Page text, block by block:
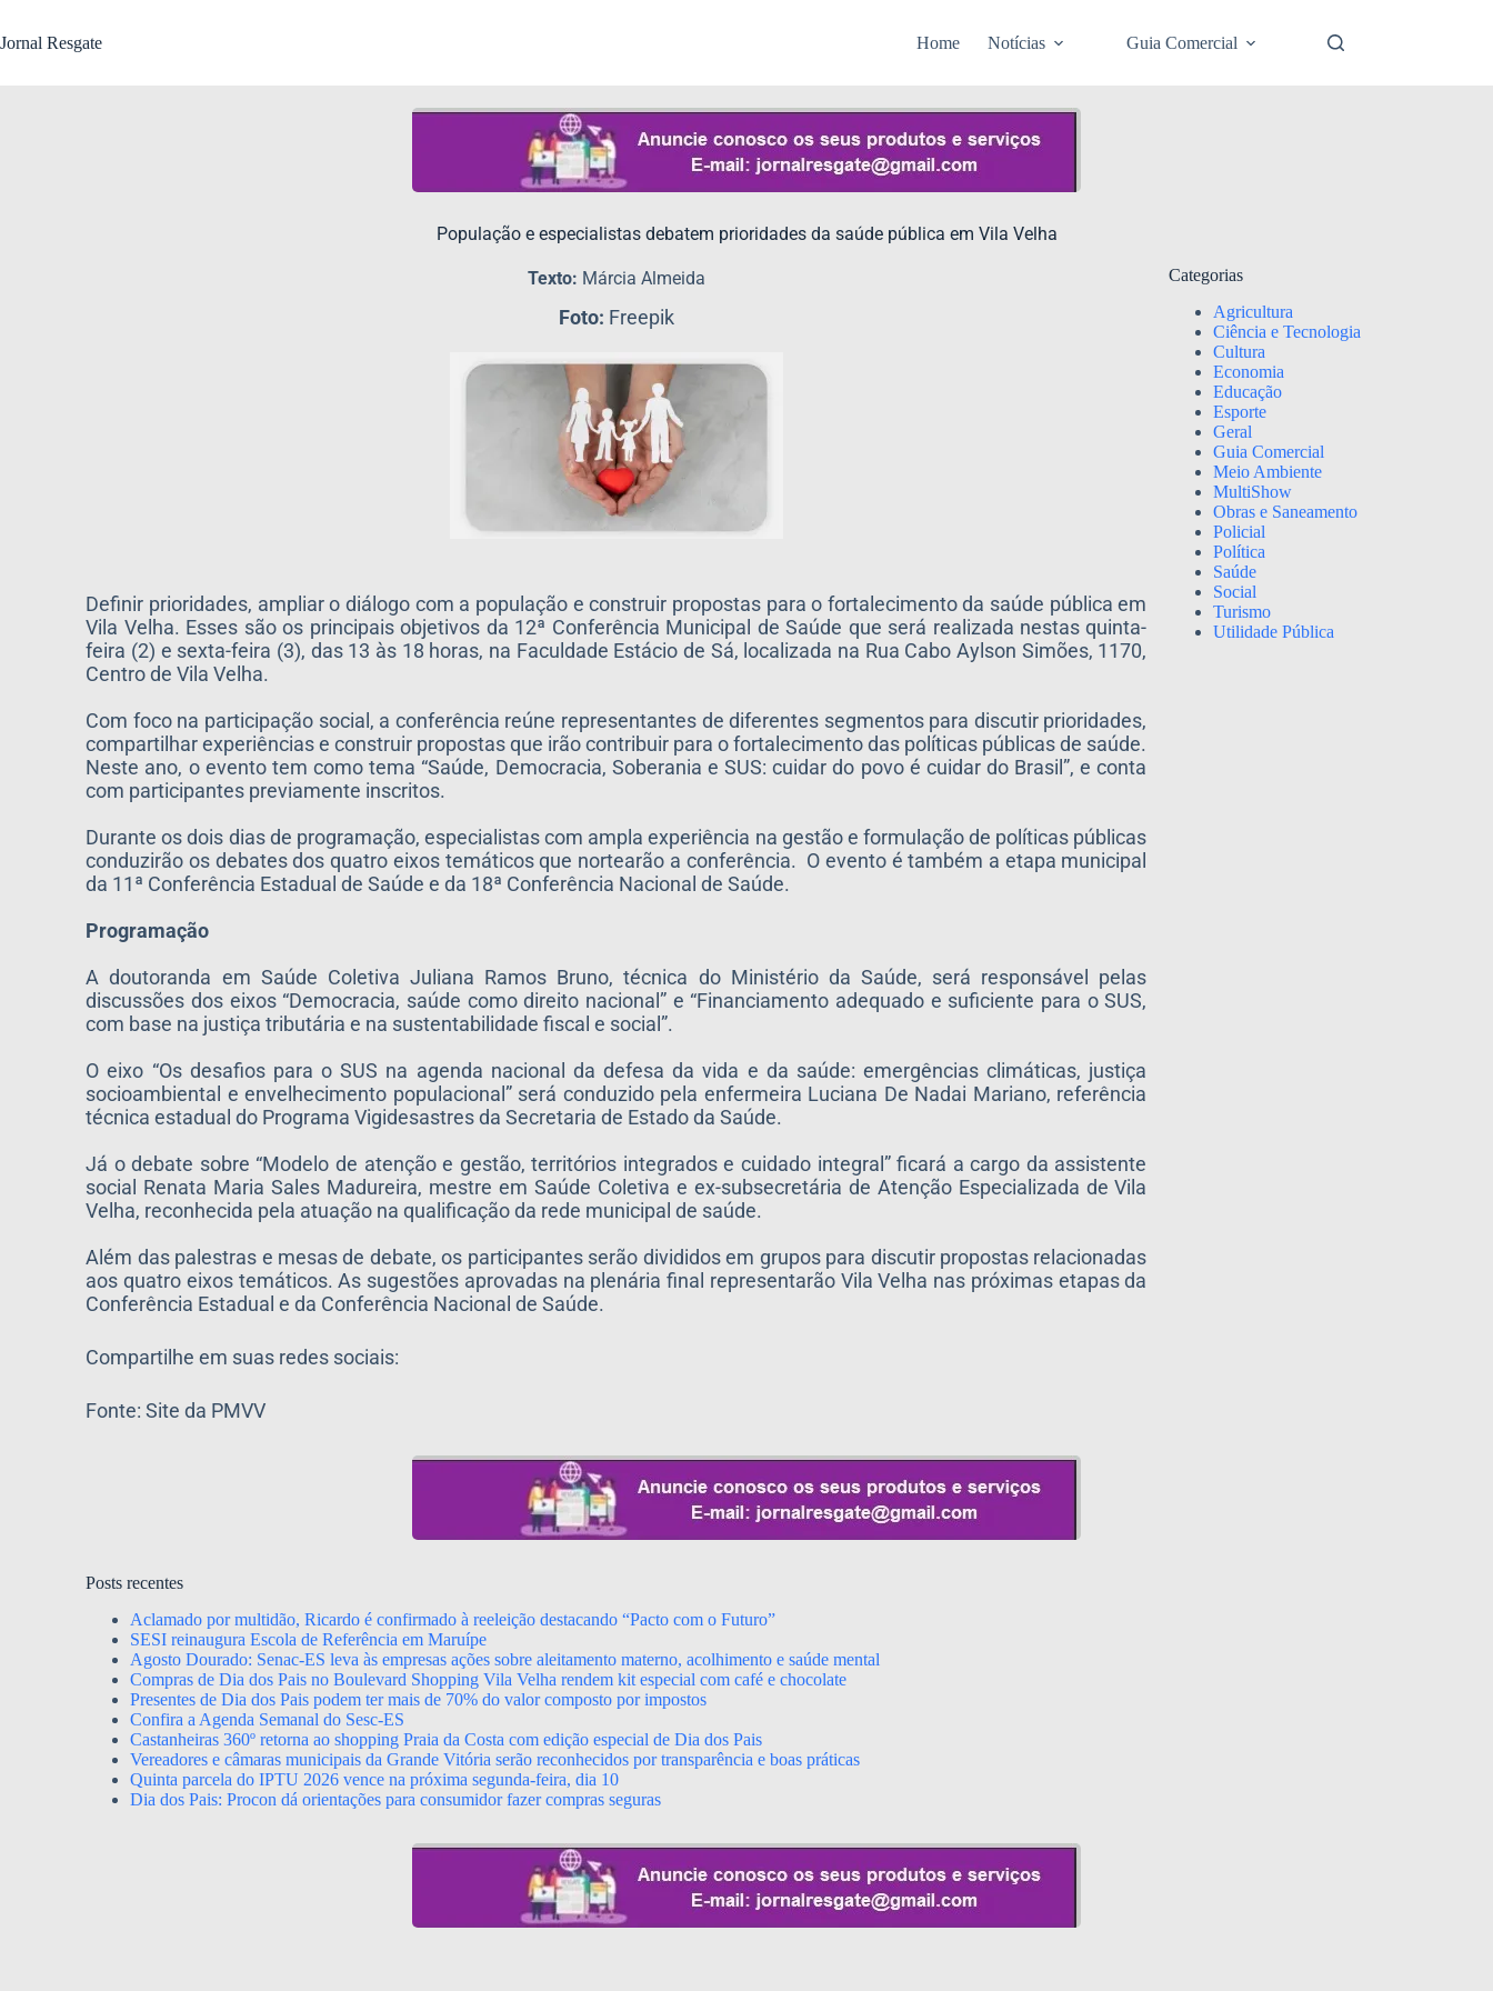
Jornal Resgate Home Notícias Guia Comercial
População e especialistas debatem prioridades da saúde pública em Vila Velha
Texto: Márcia Almeida
Foto: Freepik
Definir prioridades, ampliar o diálogo com a população e construir propostas para o fortalecimento da saúde pública em
Vila Velha. Esses são os principais objetivos da 12ª Conferência Municipal de Saúde que será realizada nestas quinta-
feira (2) e sexta-feira (3), das 13 às 18 horas, na Faculdade Estácio de Sá, localizada na Rua Cabo Aylson Simões, 1170,
Centro de Vila Velha.
Com foco na participação social, a conferência reúne representantes de diferentes segmentos para discutir prioridades,
compartilhar experiências e construir propostas que irão contribuir para o fortalecimento das políticas públicas de saúde.
Neste ano, o evento tem como tema “Saúde, Democracia, Soberania e SUS: cuidar do povo é cuidar do Brasil”, e conta
com participantes previamente inscritos.
Durante os dois dias de programação, especialistas com ampla experiência na gestão e formulação de políticas públicas
conduzirão os debates dos quatro eixos temáticos que nortearão a conferência. O evento é também a etapa municipal
da 11ª Conferência Estadual de Saúde e da 18ª Conferência Nacional de Saúde.
Programação
A doutoranda em Saúde Coletiva Juliana Ramos Bruno, técnica do Ministério da Saúde, será responsável pelas
discussões dos eixos “Democracia, saúde como direito nacional” e “Financiamento adequado e suficiente para o SUS,
com base na justiça tributária e na sustentabilidade fiscal e social”.
O eixo “Os desafios para o SUS na agenda nacional da defesa da vida e da saúde: emergências climáticas, justiça
socioambiental e envelhecimento populacional” será conduzido pela enfermeira Luciana De Nadai Mariano, referência
técnica estadual do Programa Vigidesastres da Secretaria de Estado da Saúde.
Já o debate sobre “Modelo de atenção e gestão, territórios integrados e cuidado integral” ficará a cargo da assistente
social Renata Maria Sales Madureira, mestre em Saúde Coletiva e ex-subsecretária de Atenção Especializada de Vila
Velha, reconhecida pela atuação na qualificação da rede municipal de saúde.
Além das palestras e mesas de debate, os participantes serão divididos em grupos para discutir propostas relacionadas
aos quatro eixos temáticos. As sugestões aprovadas na plenária final representarão Vila Velha nas próximas etapas da
Conferência Estadual e da Conferência Nacional de Saúde.
Compartilhe em suas redes sociais:
Fonte: Site da PMVV
Categorias
Agricultura
Ciência e Tecnologia
Cultura
Economia
Educação
Esporte
Geral
Guia Comercial
Meio Ambiente
MultiShow
Obras e Saneamento
Policial
Política
Saúde
Social
Turismo
Utilidade Pública
Posts recentes
Aclamado por multidão, Ricardo é confirmado à reeleição destacando “Pacto com o Futuro”
SESI reinaugura Escola de Referência em Maruípe
Agosto Dourado: Senac-ES leva às empresas ações sobre aleitamento materno, acolhimento e saúde mental
Compras de Dia dos Pais no Boulevard Shopping Vila Velha rendem kit especial com café e chocolate
Presentes de Dia dos Pais podem ter mais de 70% do valor composto por impostos
Confira a Agenda Semanal do Sesc-ES
Castanheiras 360º retorna ao shopping Praia da Costa com edição especial de Dia dos Pais
Vereadores e câmaras municipais da Grande Vitória serão reconhecidos por transparência e boas práticas
Quinta parcela do IPTU 2026 vence na próxima segunda-feira, dia 10
Dia dos Pais: Procon dá orientações para consumidor fazer compras seguras